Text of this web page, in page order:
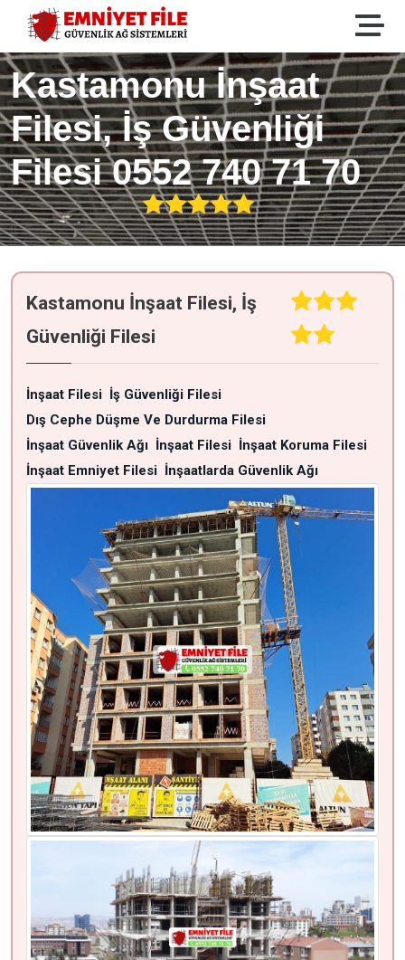
Kastamonu İnşaat
Filesi, İş Güvenliği
Filesi 0552 740 71 70
Kastamonu İnşaat Filesi, İş
Güvenliği Filesi
İnşaat Filesi İş Güvenliği Filesi
Dış Cephe Düşme Ve Durdurma Filesi
İnşaat Güvenlik Ağı İnşaat Filesi İnşaat Koruma Filesi
İnşaat Emniyet Filesi İnşaatlarda Güvenlik Ağı